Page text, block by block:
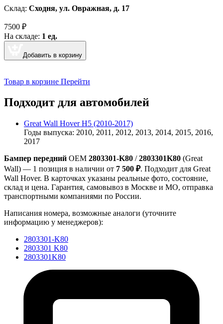
Склад: Сходня, ул. Овражная, д. 17
7500 ₽
На складе: 1 ед.
Добавить в корзину
Товар в корзине Перейти
Подходит для автомобилей
Great Wall Hover H5 (2010-2017)
Годы выпуска: 2010, 2011, 2012, 2013, 2014, 2015, 2016,
2017
Бампер передний OEM 2803301-K80 /2803301K80 (Great
Wall) — 1 позиция в наличии от 7 500 ₽. Подходит для Great
Wall Hover. В карточках указаны реальные фото, состояние,
склад и цена. Гарантия, самовывоз в Москве и МО, отправка
транспортными компаниями по России.
Написания номера, возможные аналоги (уточните
информацию у менеджеров):
2803301-K80
2803301 K80
2803301K80